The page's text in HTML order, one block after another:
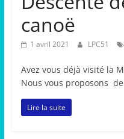
canoë
1 avril 2021 LPC51
Avez vous déjà visité la
Nous vous proposons
Lire la suite